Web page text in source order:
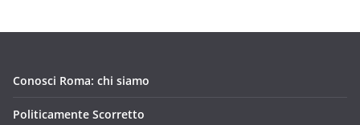
Conosci Roma: chi siamo
Politicamente Scorretto